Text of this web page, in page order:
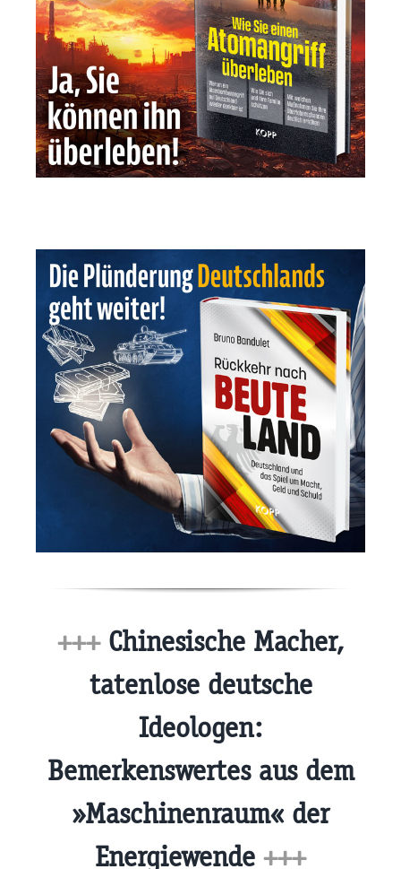
+++Chinesische Macher,
tatenlose deutsche
Ideologen:
Bemerkenswertes aus dem
»Maschinenraum« der
Energiewende +++